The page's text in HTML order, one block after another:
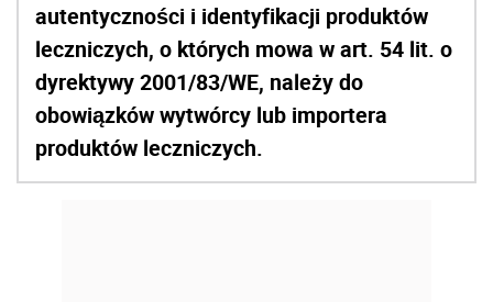
autentyczności i identyfikacji produktów
leczniczych, o których mowa w art. 54 lit. o
dyrektywy 2001/83/WE, należy do
obowiązków wytwórcy lub importera
produktów leczniczych.